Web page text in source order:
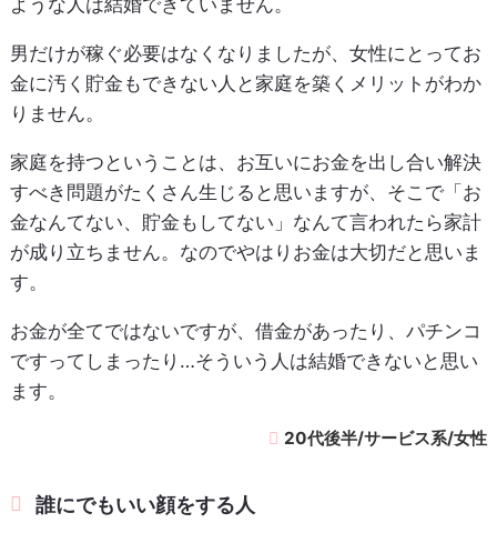
ような人は結婚できていません。
男だけが稼ぐ必要はなくなりましたが、女性にとってお
金に汚く貯金もできない人と家庭を築くメリットがわか
りません。
家庭を持つということは、お互いにお金を出し合い解決
すべき問題がたくさん生じると思いますが、そこで「お
金なんてない、貯金もしてない」なんて言われたら家計
が成り立ちません。なのでやはりお金は大切だと思いま
す。
お金が全てではないですが、借金があったり、パチンコ
ですってしまったり…そういう人は結婚できないと思い
ます。
20代後半/サービス系/女性
誰にでもいい顔をする人